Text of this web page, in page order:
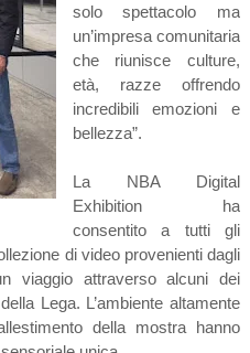
solo spettacolo ma
un’impresa comunitaria
che riunisce culture,
età, razze offrendo
incredibili emozioni e
bellezza”.
La NBA Digital
Exhibition ha
consentito a tutti gli
di video provenienti dagli
viaggio attraverso alcuni dei
Lega. L’ambiente altamente
della mostra hanno